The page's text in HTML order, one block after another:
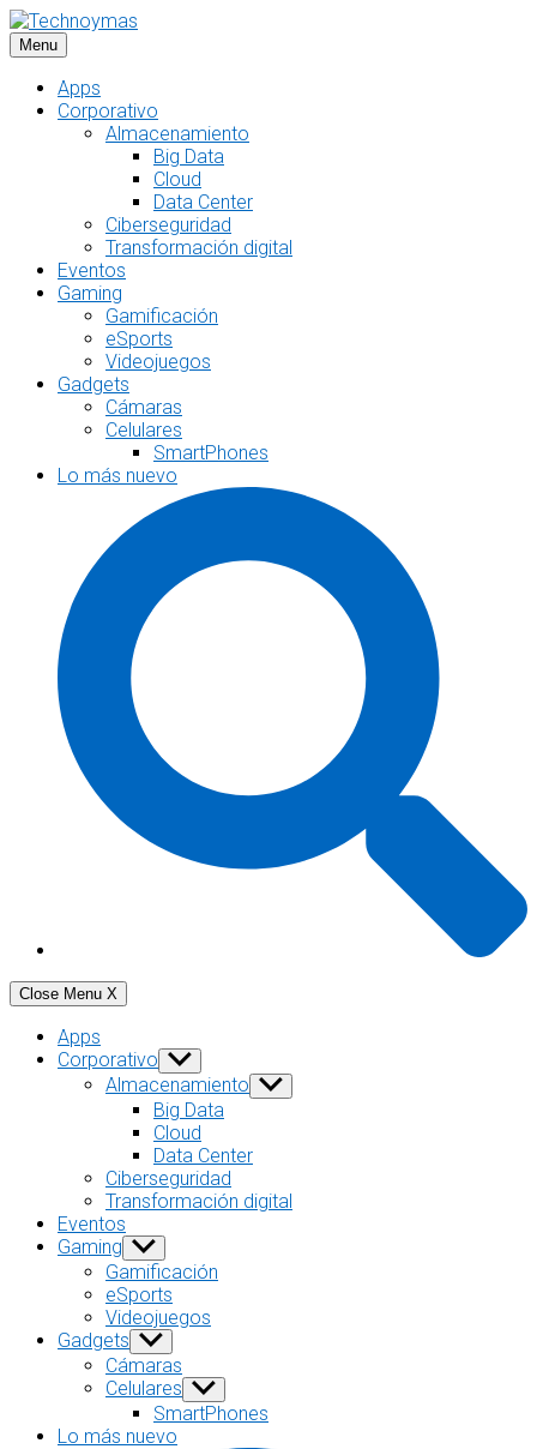
Saltar
al
contenido
Menu
Apps
Corporativo
Almacenamiento
Big Data
Cloud
Data Center
Ciberseguridad
Transformación digital
Eventos
Gaming
Gamificación
eSports
Videojuegos
Gadgets
Cámaras
Celulares
SmartPhones
Lo más nuevo
Close Menu X
Apps
Corporativo Show
sub
menu
Almacenamiento Show
sub
Big Data
Cloud
Data Center
Ciberseguridad
Transformación digital
Eventos
Gaming Show
sub
menu
Gamificación
eSports
Videojuegos
Gadgets Show
sub
menu
Cámaras
Celulares Show
sub
menu
SmartPhones
Lo más nuevo